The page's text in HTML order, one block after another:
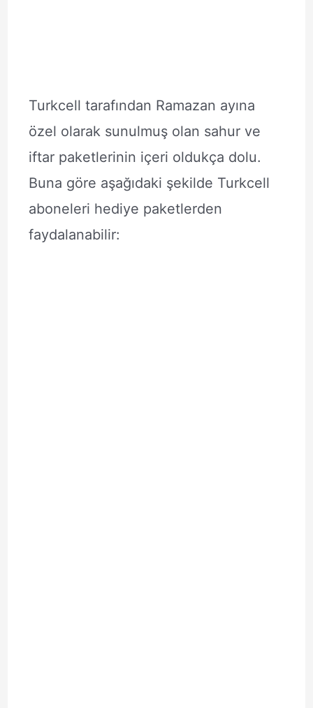
Turkcell tarafından Ramazan ayına
özel olarak sunulmuş olan sahur ve
iftar paketlerinin içeri oldukça dolu.
Buna göre aşağıdaki şekilde Turkcell
aboneleri hediye paketlerden
faydalanabilir: